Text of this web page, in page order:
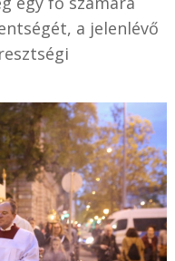
a jelenlévő